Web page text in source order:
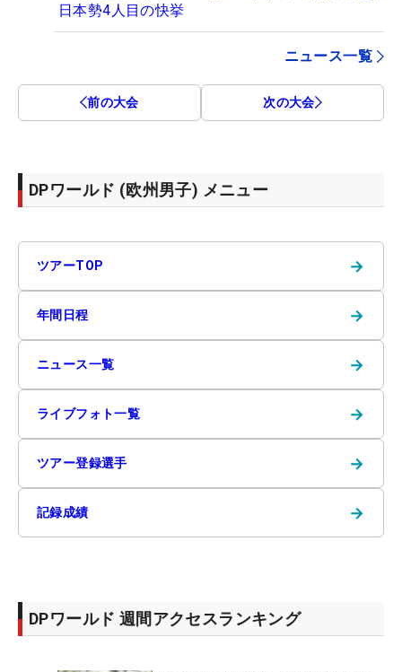
日本勢4人目の快挙
ニュース一覧
前の大会 次の大会
DPワールド (欧州男子) メニュー
ツアーTOP →
年間日程 →
ニュース一覧 →
ライブフォト一覧 →
ツアー登録選手 →
記録成績 →
DPワールド 週間アクセスランキング